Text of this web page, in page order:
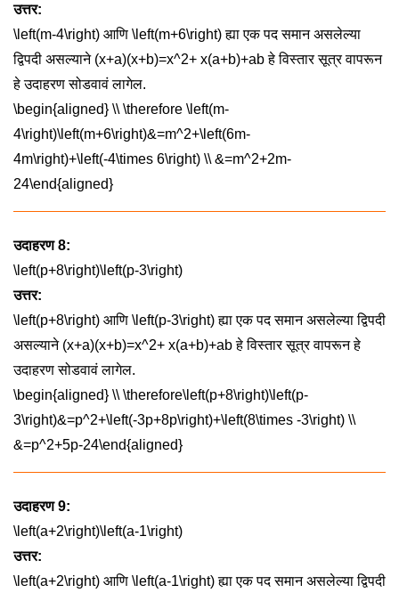
उत्तर:
\left(m-4\right) आणि \left(m+6\right)ह्या एक पद समान असलेल्या
द्विपदी असल्याने (x+a)(x+b)=x^2+ x(a+b)+abहे विस्तार सूत्र वापरून
हे उदाहरण सोडवावं लागेल.
\begin{aligned} \\ \therefore \left(m-
4\right)\left(m+6\right)&=m^2+\left(6m-
4m\right)+\left(-4\times 6\right) \\ &=m^2+2m-
24\end{aligned}
उदाहरण 8:
\left(p+8\right)\left(p-3\right)
उत्तर:
\left(p+8\right) आणि \left(p-3\right)ह्या एक पद समान असलेल्या द्विपदी
असल्याने (x+a)(x+b)=x^2+ x(a+b)+abहे विस्तार सूत्र वापरून हे
उदाहरण सोडवावं लागेल.
\begin{aligned} \\ \therefore\left(p+8\right)\left(p-
3\right)&=p^2+\left(-3p+8p\right)+\left(8\times -3\right) \\
&=p^2+5p-24\end{aligned}
उदाहरण 9:
\left(a+2\right)\left(a-1\right)
उत्तर:
\left(a+2\right) आणि \left(a-1\right)ह्या एक पद समान असलेल्या द्विपदी